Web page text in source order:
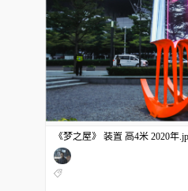
《梦之屋》 装置 高4米 2020年